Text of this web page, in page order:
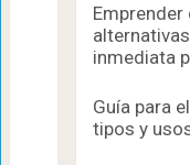
inmediata
Guía para
tipos y